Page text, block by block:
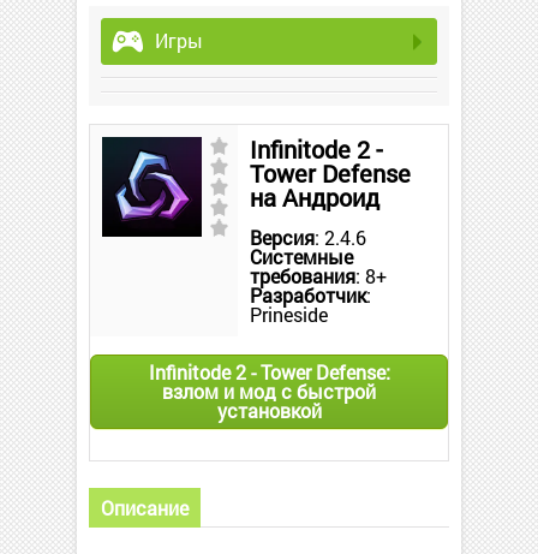
Игры
Infinitode 2 -
Tower Defense
на Андроид
Версия: 2.4.6
Системные
требования: 8+
Разработчик:
Prineside
Infinitode 2 - Tower Defense:
взлом и мод с быстрой
установкой
Описание